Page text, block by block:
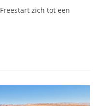
zich tot een